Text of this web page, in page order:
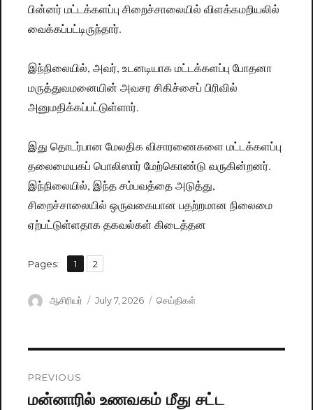
பின்னர் மட்டக்களப்பு சிறைச்சாலையில் விளக்கமறியலில்
வைக்கப்பட்டிருந்தார்.
இந்நிலையில், அவர், உடனடியாக மட்டக்களப்பு போதனா
மருத்துவமனையின் அவசர சிகிச்சைப் பிரிவில்
அனுமதிக்கப்பட்டுள்ளார்.
இது தொடர்பான மேலதிக விசாரணைகளை மட்டக்களப்பு
தலைமையகப் பொலிஸார் மேற்கொண்டு வருகின்றனர்.
இந்நிலையில், இந்த சம்பவத்தை அடுத்து,
சிறைச்சாலையில் ஒருவகையான பதற்றமான நிலைமை
ஏற்பட்டுள்ளதாக தகவல்கள் கிடைத்தன
Pages: Page
1 ,
Page
2
Author
ஆசிரியர்
Posted
July 7, 2026 Categories
செய்திகள்
navigation
PREVIOUS
Previous
மன்னாரில் உணவகம் மீது சட்ட